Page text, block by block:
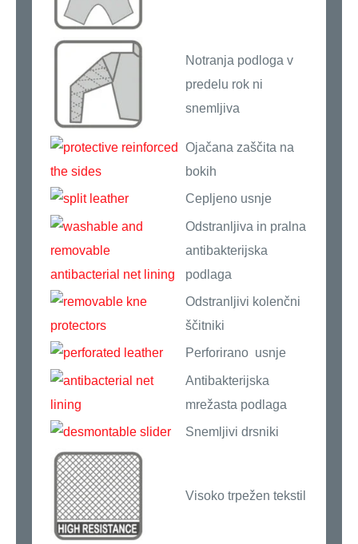
Notranja podloga v
predelu rok ni
snemljiva
Ojačana zaščita na
bokih
Cepljeno usnje
Odstranljiva in pralna
antibakterijska
podlaga
Odstranljivi kolenčni
ščitniki
Perforirano usnje
Antibakterijska
mrežasta podlaga
Snemljivi drsniki
Visoko trpežen tekstil